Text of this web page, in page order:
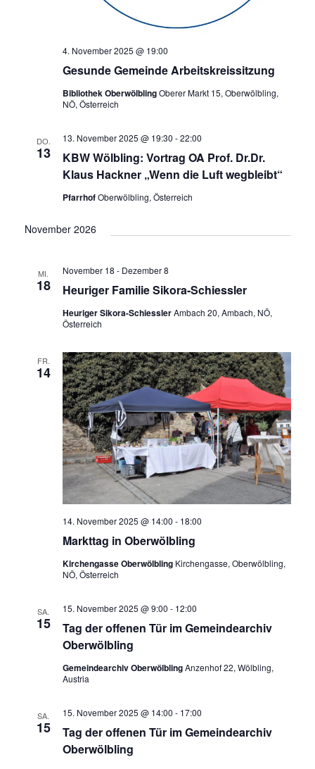
Gesunde Gemeinde Arbeitskreissitzung
4. November 2025 @ 19:00
Bibliothek OberwölblingOberer Markt 15, Oberwölbling,
NÖ, Österreich
DO.
13
KBW Wölbling: Vortrag OA Prof. Dr.Dr.
Klaus Hackner „Wenn die Luft wegbleibt“
13. November 2025 @ 19:30 -22:00
PfarrhofOberwölbling, Österreich
November 2026
MI.
18 Heuriger Familie Sikora-Schiessler
November 18 - Dezember 8
Heuriger Sikora-SchiesslerAmbach 20, Ambach, NÖ,
Österreich
FR.
14
Markttag in Oberwölbling
14. November 2025 @ 14:00 - 18:00
Kirchengasse Oberwölbling Kirchengasse, Oberwölbling,
NÖ, Österreich
SA.
15
Tag der offenen Tür im Gemeindearchiv
Oberwölbling
15. November 2025 @ 9:00 - 12:00
Gemeindearchiv OberwölblingAnzenhof 22, Wölbling,
Austria
SA.
15
Tag der offenen Tür im Gemeindearchiv
Oberwölbling
15. November 2025 @ 14:00 - 17:00